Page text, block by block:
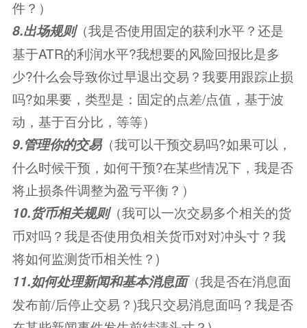
件？）
8.出场规则（我是否使用固定的获利水平？还是
基于ATR的利润水平?我想要的风险回报比是多
少?什么会导致你过早退出交易？我要用跟踪止损
吗?如果要，类型是：固定的点差/点值，基于波
动，基于百分比，等等）
9.管理你的交易（我可以干预交易吗?如果可以，
什么时候干预，如何干预?在某些情况下，我是否
将止损条件调整为盈亏平衡？）
10.货币相关规则（我可以一次交易多个相关的货
币对吗？我是否使用负相关货币对对冲头寸？我
将如何监测货币相关性？)
11.如何处理新闻和基本消息面（我是否在消息面
发布前/后停止交易？)我只交易消息面吗？我是否